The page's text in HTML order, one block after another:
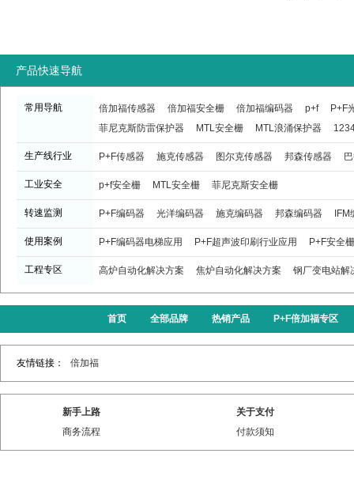
产品快速导航
常用导航 倍加福传感器 倍加福安全栅 倍加福编码器 p+f
P+F
菲尼克斯防雷保护器
MTL安全栅 MTL浪涌保护器
生产线行业 P+F传感器 施克传感器 图尔克传感器 邦森传感器
工业安全 p+f安全栅 MTL安全栅 菲尼克斯安全栅
转速监测 P+F编码器 光洋编码器 施克编码器 邦森编码器
使用案例 P+F编码器电梯应用 P+F超声波印刷行业应用 P+F安全
工程专区 高炉自动化解决方案 焦炉自动化解决方案 钢厂变电站解
首页 全部品牌 热销产品 P+F倍加福专区
友情链接： 倍加福
新手上路
商务流程
关于支付
付款须知